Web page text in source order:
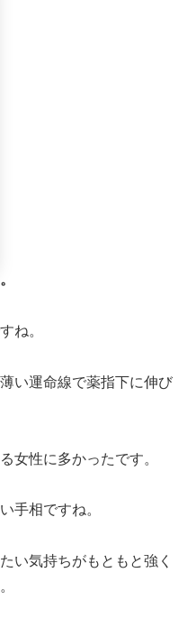
ね。
い運命線で薬指下に伸び
女性に多かったです。
手相ですね。
い気持ちがもともと強く